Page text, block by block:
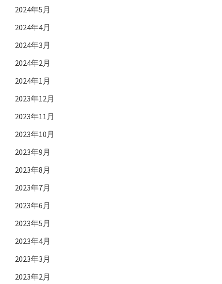
2024年5月
2024年4月
2024年3月
2024年2月
2024年1月
2023年12月
2023年11月
2023年10月
2023年9月
2023年8月
2023年7月
2023年6月
2023年5月
2023年4月
2023年3月
2023年2月